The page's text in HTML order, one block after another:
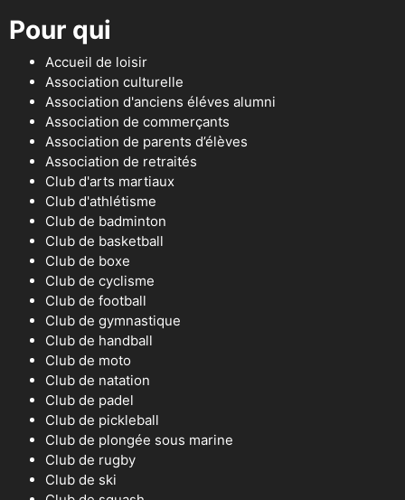
Pour qui
Accueil de loisir
Association culturelle
Association d'anciens éléves alumni
Association de commerçants
Association de parents d’élèves
Association de retraités
Club d'arts martiaux
Club d'athlétisme
Club de badminton
Club de basketball
Club de boxe
Club de cyclisme
Club de football
Club de gymnastique
Club de handball
Club de moto
Club de natation
Club de padel
Club de pickleball
Club de plongée sous marine
Club de rugby
Club de ski